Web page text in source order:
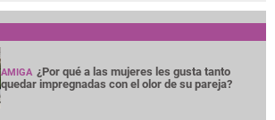
AMIGA ¿Por qué a las mujeres les gusta tanto
quedar impregnadas con el olor de su pareja?